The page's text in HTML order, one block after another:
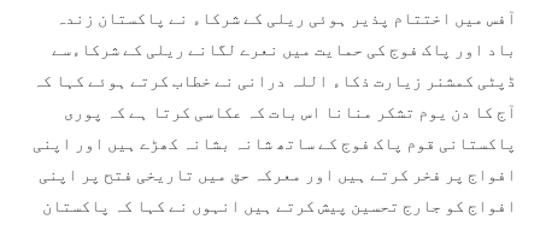
آفس میں اختتام پذیر ہوئی ریلی کے شرکاء نے پاکستان زندہ
باد اور پاک فوج کی حمایت میں نعرے لگانے ریلی کے شرکاءسے
ڈپٹی کمشنر زیارت ذکاء اللہ درانی نے خطاب کرتے ہوئے کہا کہ
آج کا دن یوم تشکر منانا اس بات کہ عکاسی کرتا ہے کہ پوری
پاکستانی قوم پاک فوج کے ساتھ شانہ بشانہ کھڑے ہیں اور اپنی
افواج پر فخر کرتے ہیں اور معرکہ حق میں تاریخی فتح پر اپنی
افواج کو جارج تحسین پیش کرتے ہیں انہوں نے کہا کہ پاکستان